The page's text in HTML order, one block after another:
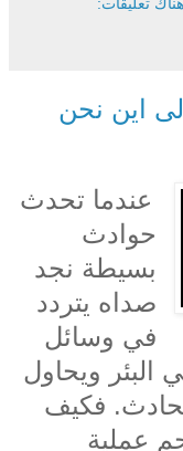
اين نحن
عندما تحدث
حوادث
بسيطة نجد
صداه يتردد
في وسائل
البئر ويحاول
فكيف
عملية